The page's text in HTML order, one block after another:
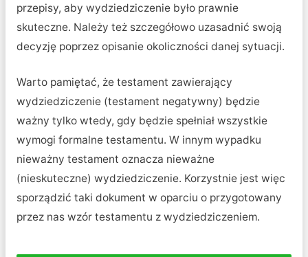
przepisy, aby wydziedziczenie było prawnie
skuteczne. Należy też szczegółowo uzasadnić swoją
decyzję poprzez opisanie okoliczności danej sytuacji.
Warto pamiętać, że testament zawierający
wydziedziczenie (testament negatywny) będzie
ważny tylko wtedy, gdy będzie spełniał wszystkie
wymogi formalne testamentu. W innym wypadku
nieważny testament oznacza nieważne
(nieskuteczne) wydziedziczenie. Korzystnie jest więc
sporządzić taki dokument w oparciu o przygotowany
przez nas wzór testamentu z wydziedziczeniem.